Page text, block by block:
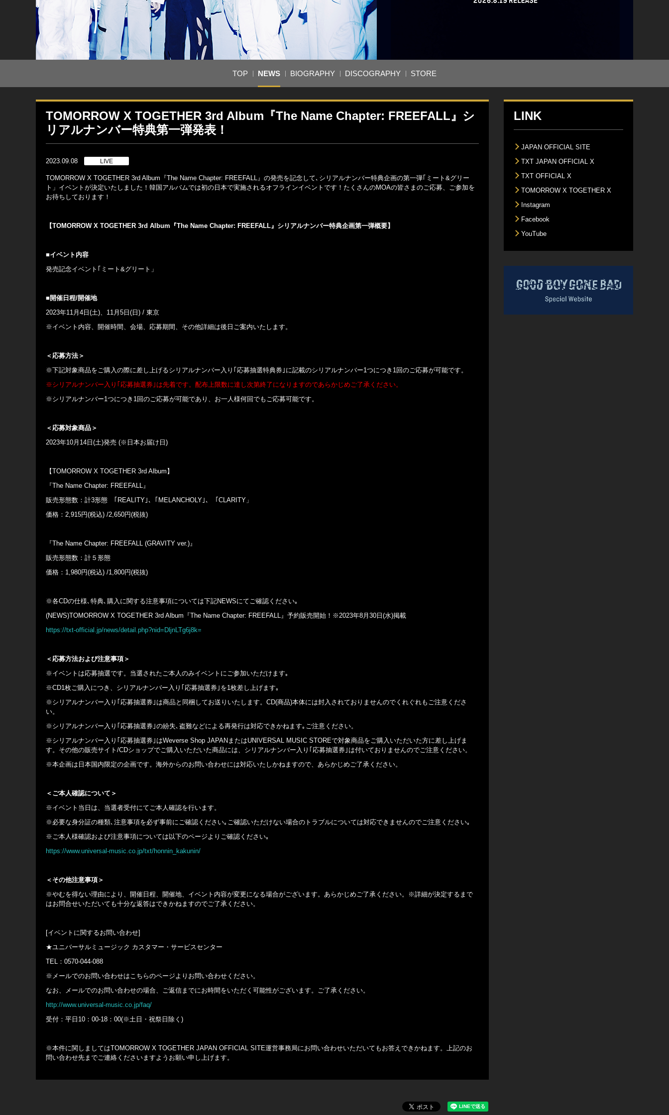
TOP NEWS BIOGRAPHY DISCOGRAPHY STORE
TOMORROW X TOGETHER 3rd Album『The Name Chapter: FREEFALL』シ
リアルナンバー特典第一弾発表！
2023.09.08 LIVE
TOMORROW X TOGETHER 3rd Album『The Name Chapter: FREEFALL』の発売を記念して､シリアルナンバー特典企画の第一弾｢ミート&グリー
ト」イベントが決定いたしました！韓国アルバムでは初の日本で実施されるオフラインイベントです！たくさんのMOAの皆さまのご応募、ご参加を
お待ちしております！
【TOMORROW X TOGETHER 3rd Album 『The Name Chapter: FREEFALL』シリアルナンバー特典企画第一弾概要】
■イベント内容
発売記念イベント｢ミート&グリート」
■ 開催日程/開催地
2023年11月4日(土)、11月5日(日) / 東京
※イベント内容、開催時間、会場、応募期間、その他詳細は後日ご案内いたします。
＜応募方法＞
※下記対象商品をご購入の際に差し上げるシリアルナンバー入り｢応募抽選特典券｣に記載のシリアルナンバー1つにつき1回のご応募が可能です。
※シリアルナンバー入り｢応募抽選券｣は先着です。配布上限数に達し次第終了になりますのであらかじめご了承ください。
※シリアルナンバー1つにつき1回のご応募が可能であり、お一人様何回でもご応募可能です。
＜応募対象商品＞
2023年10月14日(土)発売 (※日本お届け日)
【TOMORROW X TOGETHER 3rd Album】
『The Name Chapter: FREEFALL』
販売形態数：計3形態 ｢REALITY｣、｢MELANCHOLY｣、「CLARITY」
価格：2,915円(税込) /2,650円(税抜)
『The Name Chapter: FREEFALL (GRAVITY ver.)』
販売形態数：計５形態
価格：1,980円(税込) /1,800円(税抜)
※各CDの仕様､特典､購入に関する注意事項については下記NEWSにてご確認ください｡
(NEWS)TOMORROW X TOGETHER 3rd Album『The Name Chapter: FREEFALL』予約販売開始！※2023年8月30日(水)掲載
https://txt-official.jp/news/detail.php?nid=DljnLTg6j8k=
＜応募方法および注意事項＞
※イベントは応募抽選です。当選されたご本人のみイベントにご参加いただけます｡
※CD1枚ご購入につき、シリアルナンバー入り｢応募抽選券｣を1枚差し上げます｡
※シリアルナンバー入り｢応募抽選券｣は商品と同梱してお送りいたします。CD(商品)本体には封入されておりませんのでくれぐれもご注意くださ
い。
※シリアルナンバー入り｢応募抽選券｣の紛失､盗難などによる再発行は対応できかねます｡ご注意ください。
※シリアルナンバー入り｢応募抽選券｣はWeverse Shop JAPANまたはUNIVERSAL MUSIC STOREで対象商品をご購入いただいた方に差し上げま
す。その他の販売サイト/CDショップでご購入いただいた商品には、シリアルナンバー入り｢応募抽選券｣は付いておりませんのでご注意ください。
※本企画は日本国内限定の企画です。海外からのお問い合わせには対応いたしかねますので、あらかじめご了承ください。
＜ご本人確認について＞
※イベント当日は、当選者受付にてご本人確認を行います。
※必要な身分証の種類､注意事項を必ず事前にご確認ください｡ご確認いただけない場合のトラブルについては対応できませんのでご注意ください｡
※ご本人様確認および注意事項については以下のページよりご確認ください｡
https://www.universal-music.co.jp/txt/honnin_kakunin/
＜その他注意事項＞
※やむを得ない理由により、開催日程、開催地、イベント内容が変更になる場合がございます。あらかじめご了承ください。※詳細が決定するまで
はお問合せいただいても十分な返答はできかねますのでご了承ください。
[イベントに関するお問い合わせ]
★ユニバーサルミュージック カスタマー・サービスセンター
TEL：0570-044-088
※メールでのお問い合わせはこちらのページよりお問い合わせください。
なお、メールでのお問い合わせの場合、ご返信までにお時間をいただく可能性がございます。ご了承ください。
http://www.universal-music.co.jp/faq/
受付：平日10：00-18：00(※土日・祝祭日除く)
※本件に関しましてはTOMORROW X TOGETHER JAPAN OFFICIAL SITE運営事務局にお問い合わせいただいてもお答えできかねます。上記のお
問い合わせ先までご連絡くださいますようお願い申し上げます。
LINK
JAPAN OFFICIAL SITE
TXT JAPAN OFFICIAL X
TXT OFFICIAL X
TOMORROW X TOGETHER X
Instagram
Facebook
YouTube